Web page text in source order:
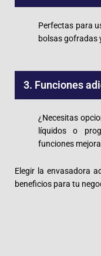
Perfectas para
bolsas gofradas
3. Funciones
¿Necesitas
líquidos o
funciones
Elegir la envasadora
beneficios para tu